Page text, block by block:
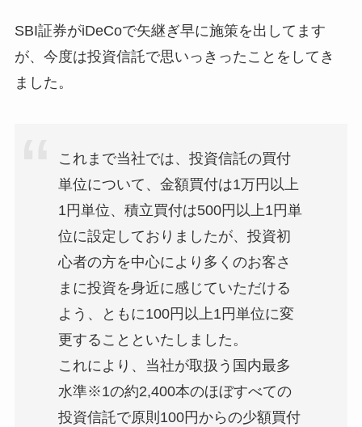
SBI証券がiDeCoで矢継ぎ早に施策を出してます
が、今度は投資信託で思いっきったことをしてき
ました。
これまで当社では、投資信託の買付
単位について、金額買付は1万円以上
1円単位、積立買付は500円以上1円単
位に設定しておりましたが、投資初
心者の方を中心により多くのお客さ
まに投資を身近に感じていただける
よう、ともに100円以上1円単位に変
更することといたしました。
これにより、当社が取扱う国内最多
水準※1の約2,400本のほぼすべての
投資信託で原則100円からの少額買付